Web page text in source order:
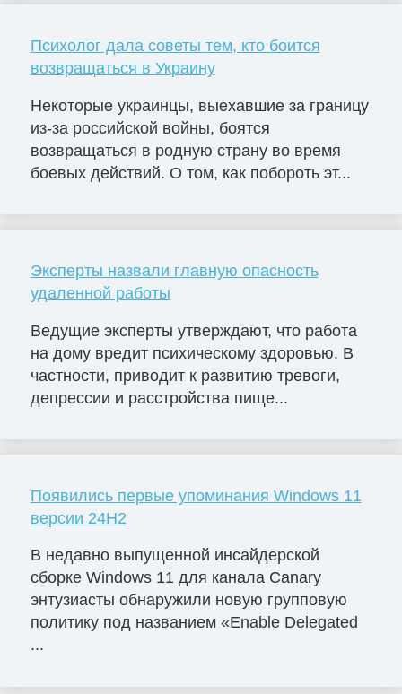
Психолог дала советы тем, кто боится
возвращаться в Украину
Некоторые украинцы, выехавшие за границу
из-за российской войны, боятся
возвращаться в родную страну во время
боевых действий. О том, как побороть эт...
Эксперты назвали главную опасность
удаленной работы
Ведущие эксперты утверждают, что работа
на дому вредит психическому здоровью. В
частности, приводит к развитию тревоги,
депрессии и расстройства пище...
Появились первые упоминания Windows 11
версии 24H2
В недавно выпущенной инсайдерской
сборке Windows 11 для канала Canary
энтузиасты обнаружили новую групповую
политику под названием «Enable Delegated
...